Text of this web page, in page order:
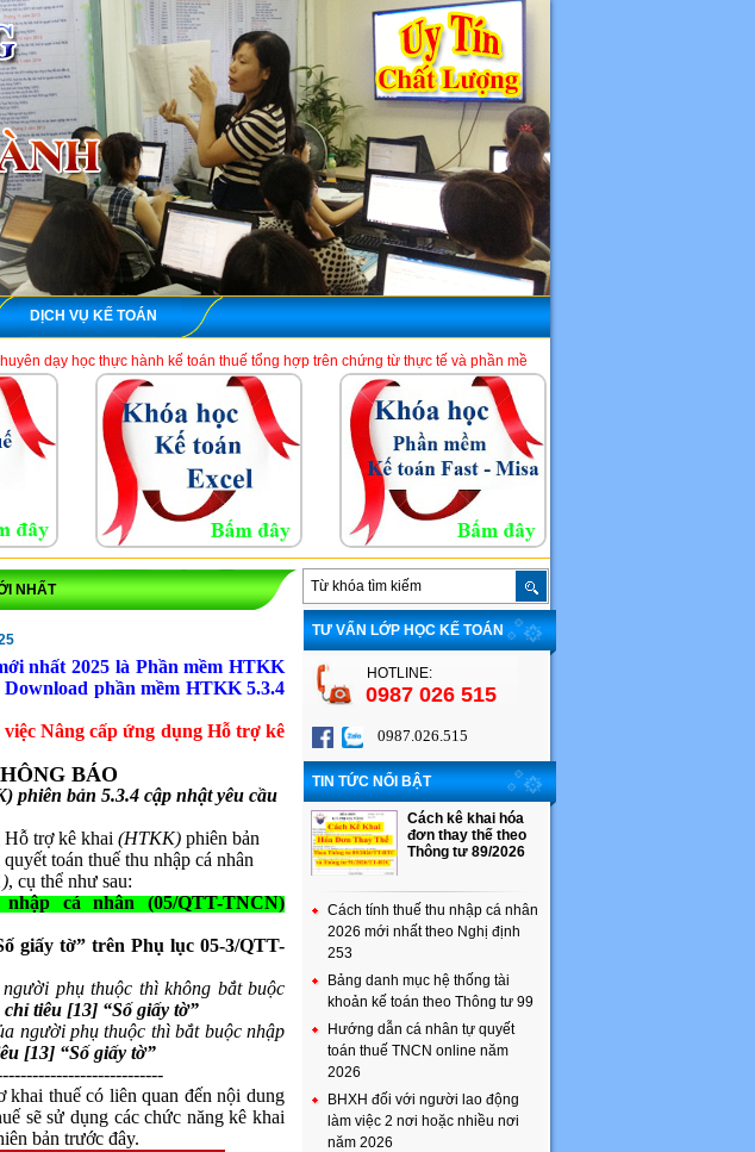
DỊCH VỤ KẾ TOÁN
hành kế toán thuế tổng hợp trên chứng từ thực tế và phần mềm HTKK, Excel, Misa. Là một địa chỉ học kế toán
HCM
NHẤT
nhất 2025 là Phần mềm HTKK
Download phần mềm HTKK 5.3.4
Nâng cấp ứng dụng Hỗ trợ kê
BÁO
phiên bản 5.3.4 cập nhật yêu cầu
Hỗ trợ kê khai (HTKK) phiên bản
toán thuế thu nhập cá nhân
, cụ thể như sau:
cá nhân (05/QTT-TNCN)
giấy tờ” trên Phụ lục 05-3/QTT-
người phụ thuộc thì không bắt buộc
chỉ tiêu [13] “Số giấy tờ”
người phụ thuộc thì bắt buộc nhập
[13] “Số giấy tờ”
khai thuếcó liên quan đến nội dung
sẽ sử dụng các chức năng kê khai
bản trước đây.
TƯ VẤN LỚP HỌC KẾ TOÁN
0987 026 515
HOTLINE:
0987.026.515
TIN TỨC NỔI BẬT
Cách kê khai hóa
đơn thay thế theo
Thông tư 89/2026
Cách tính thuế thu nhập cá nhân
2026 mới nhất theo Nghị định
253
Bảng danh mục hệ thống tài
khoản kế toán theo Thông tư 99
Hướng dẫn cá nhân tự quyết
toán thuế TNCN online năm
2026
BHXH đối với người lao động
làm việc 2 nơi hoặc nhiều nơi
năm 2026